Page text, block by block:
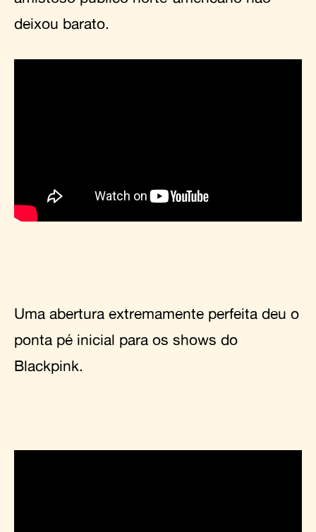
deixou barato.
Uma abertura extremamente perfeita deu o
ponta pé inicial para os shows do
Blackpink.